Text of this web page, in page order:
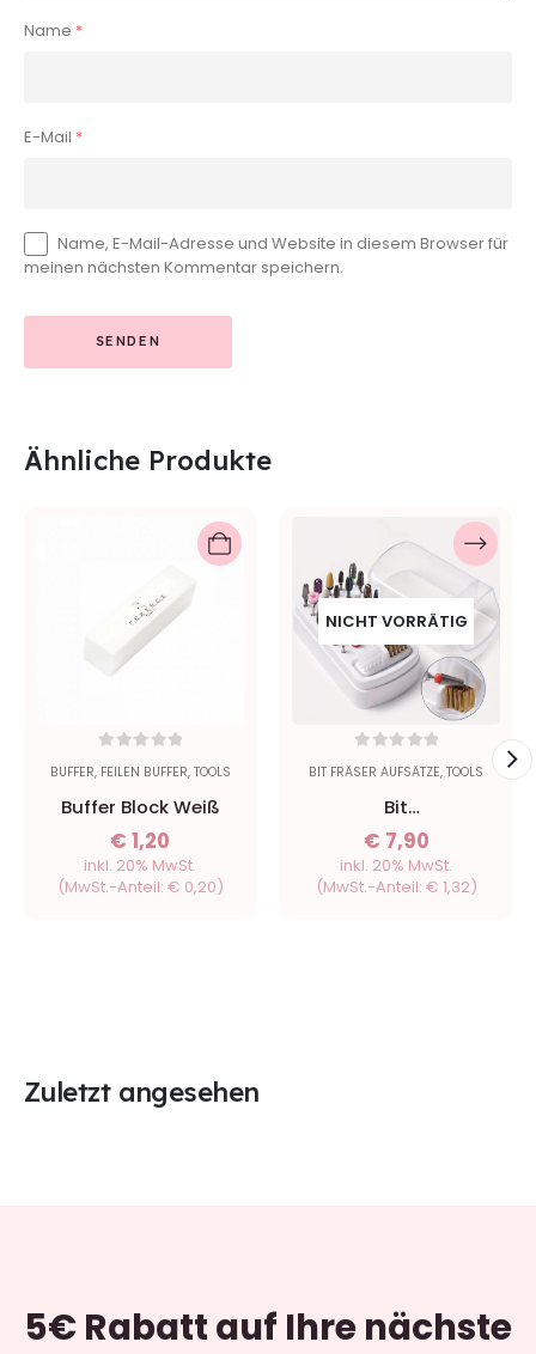
Name *
E-Mail *
Name, E-Mail-Adresse und Website in diesem Browser für
meinen nächsten Kommentar speichern.
Ähnliche Produkte
BUFFER, FEILEN BUFFER, TOOLS
Buffer Block Weiß
€ 1,20
inkl. 20% MwSt.
(MwSt.-Anteil: € 0,20)
NICHT VORRÄTIG
BIT FRÄSER AUFSÄTZE, TOOLS
Bit
Aufbewahrungsbox
für 30 Stk Bit mit
Bürste
€ 7,90
inkl. 20% MwSt.
(MwSt.-Anteil: € 1,32)
Zuletzt angesehen
5€ Rabattauf Ihre nächste